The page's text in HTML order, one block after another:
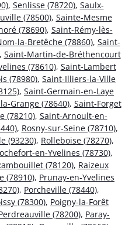
, Senlisse (78720), Saulx-
(78500), Sainte-Mesme
(78690), Saint-Rémy-lès-
la-Bretêche (78860), Saint-
Saint-Martin-de-Bréthencourt
(78610), Saint-Lambert
(78980), Saint-Illiers-la-Ville
, Saint-Germain-en-Laye
Grange (78640), Saint-Forget
(78210), Saint-Arnoult-en-
, Rosny-sur-Seine (78710),
(93230), Rolleboise (78270),
en-Yvelines (78730),
(78120), Raizeux
(78910), Prunay-en-Yvelines
, Porcheville (78440),
(78300), Poigny-la-Forêt
(78200), Paray-